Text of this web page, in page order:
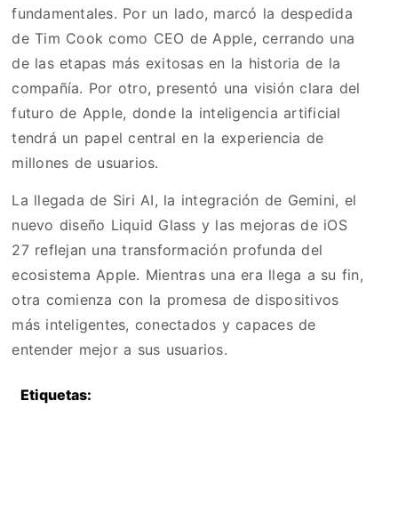
fundamentales. Por un lado, marcó la despedida
de Tim Cook como CEO de Apple, cerrando una
de las etapas más exitosas en la historia de la
compañía. Por otro, presentó una visión clara del
futuro de Apple, donde la inteligencia artificial
tendrá un papel central en la experiencia de
millones de usuarios.
La llegada de Siri AI, la integración de Gemini, el
nuevo diseño Liquid Glass y las mejoras de iOS
27 reflejan una transformación profunda del
ecosistema Apple. Mientras una era llega a su fin,
otra comienza con la promesa de dispositivos
más inteligentes, conectados y capaces de
entender mejor a sus usuarios.
Etiquetas: